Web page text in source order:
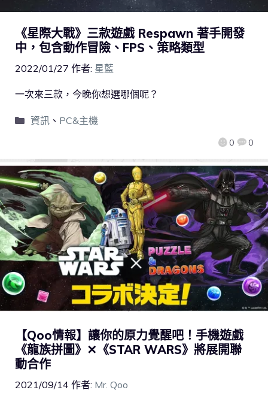
《星際大戰》三款遊戲 Respawn 著手開發
中，包含動作冒險、FPS、策略類型
2022/01/27 作者: 星藍
0 0
一次來三款，今晚你想選哪個呢？
資訊、 PC&主機
【Qoo情報】讓你的原力覺醒吧！手機遊戲
《龍族拼圖》✕《STAR WARS》將展開聯
動合作
2021/09/14 作者: Mr. Qoo